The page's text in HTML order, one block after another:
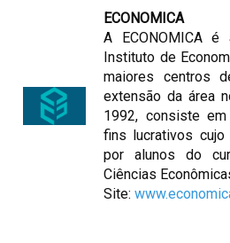
ECONOMICA
A ECONOMICA
Instituto de
maiores centros
extensão da área
1992, consiste
fins lucrativos
por alunos do
Ciências
Site: